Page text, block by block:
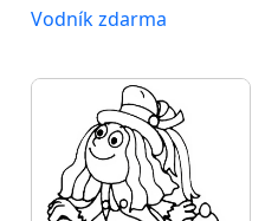
Vodník zdarma